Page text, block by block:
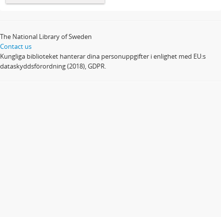
The National Library of Sweden
Contact us
Kungliga biblioteket hanterar dina personuppgifter i enlighet med EU:s
dataskyddsförordning (2018), GDPR.